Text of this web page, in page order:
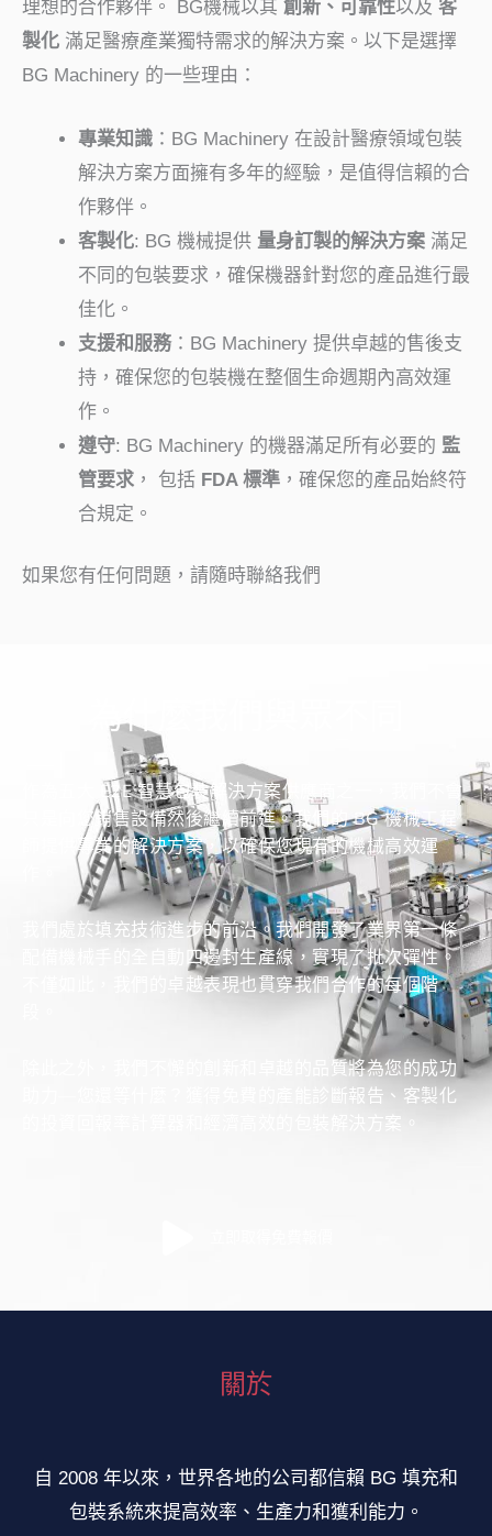
理想的合作夥伴。 BG機械以其 創新、可靠性以及 客
製化 滿足醫療產業獨特需求的解決方案。以下是選擇
BG Machinery 的一些理由：
專業知識 ：BG Machinery 在設計醫療領域包裝
解決方案方面擁有多年的經驗，是值得信賴的合
作夥伴。
客製化: BG 機械提供 量身訂製的解決方案 滿足
不同的包裝要求，確保機器針對您的產品進行最
佳化。
支援和服務：BG Machinery 提供卓越的售後支
持，確保您的包裝機在整個生命週期內高效運
作。
遵守: BG Machinery 的機器滿足所有必要的 監
管要求 ， 包括 FDA 標準 ，確保您的產品始終符
合規定。
如果您有任何問題，請隨時聯絡我們
為什麼我們與眾不同
作為五大 E2E 智慧包裝解決方案供應商之一，我們不會
只是向您銷售設備然後繼續前進。我們的 BG 機械工程
師提供專業的解決方案，以確保您現有的機械高效運
我們處於填充技術進步的前沿。我們開發了業界第一條
配備機械手的全自動四邊封生產線，實現了批次彈性。
不僅如此，我們的卓越表現也貫穿我們合作的每個階
除此之外，我們不懈的創新和卓越的品質將為您的成功
助力—您還等什麼？獲得免費的產能診斷報告、客製化
的投資回報率計算器和經濟高效的包裝解決方案。
關於
自 2008 年以來，世界各地的公司都信賴 BG 填充和
包裝系統來提高效率、生產力和獲利能力。